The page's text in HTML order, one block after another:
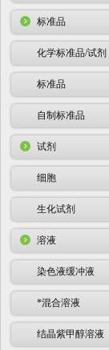
标准品
化学标准品/试剂
标准品
自制标准品
试剂
细胞
生化试剂
溶液
染色液缓冲液
*混合溶液
结晶紫甲醇溶液